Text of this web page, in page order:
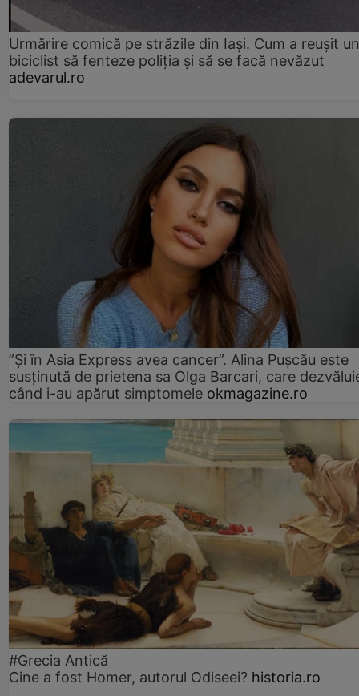
Urmărire comică pe străzile din Iași. Cum a reușit un
biciclist să fenteze poliția și să se facă nevăzut
adevarul.ro
”Și în Asia Express avea cancer”. Alina Pușcău este
susținută de prietena sa Olga Barcari, care
când i-au apărut simptomele okmagazine.ro
#Grecia Antică
Cine a fost Homer, autorul Odiseei? historia.ro